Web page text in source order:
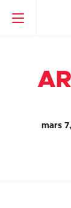
mars